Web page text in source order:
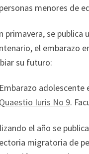
personas menores de
primavera, se
el embarazo
su futuro:
Embarazo adolescente
Quaestio Iuris No 9.
el año se
migratoria de